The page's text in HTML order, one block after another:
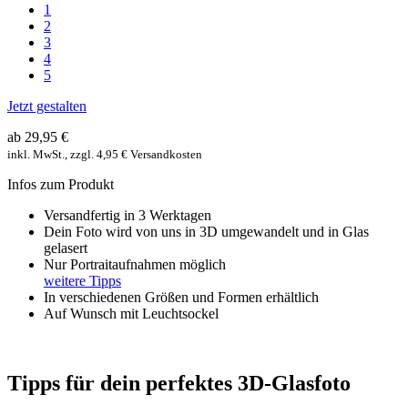
1
2
3
4
5
Jetzt gestalten
ab 29,95 €
inkl. MwSt., zzgl. 4,95 € Versandkosten
Infos zum Produkt
Versandfertig in 3 Werktagen
Dein Foto wird von uns in 3D umgewandelt und in Glas
gelasert
Nur Portraitaufnahmen möglich
weitere Tipps
In verschiedenen Größen und Formen erhältlich
Auf Wunsch mit Leuchtsockel
Tipps für dein perfektes 3D-Glasfoto